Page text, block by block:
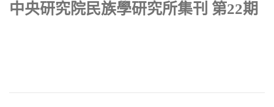
中央研究院民族學研究所集刊 第22期